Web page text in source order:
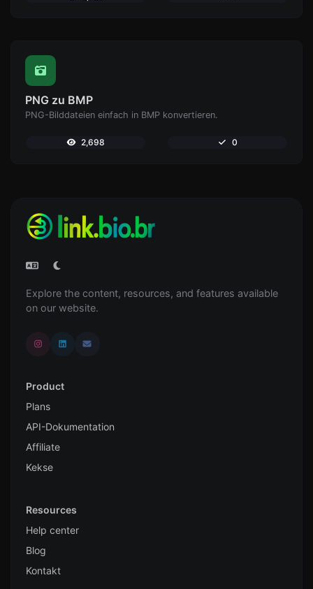
PNG zu BMP
PNG-Bilddateien einfach in BMP konvertieren.
2,698 0
Explore the content, resources, and features available
on our website.
Product
Plans
API-Dokumentation
Affiliate
Kekse
Resources
Help center
Blog
Kontakt